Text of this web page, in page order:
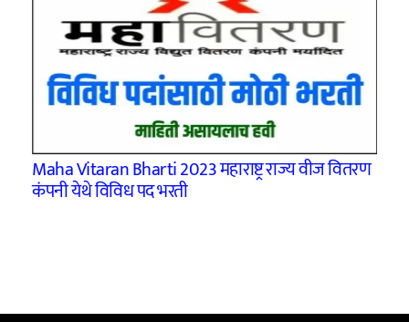
Maha Vitaran Bharti 2023 महाराष्ट्र राज्य वीज वितरण
कंपनी येथे विविध पद भरती